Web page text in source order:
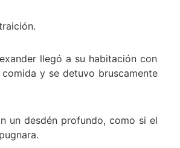
llegó a su habitación con
y se detuvo bruscamente
un desdén profundo, como si el